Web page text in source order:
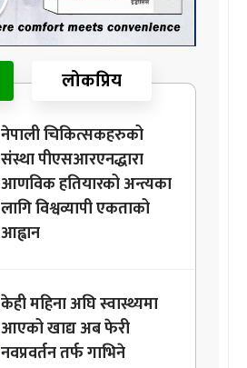
लोकप्रिय
नेपाली चिकित्सकहरुको
संस्था पीएसआरएनद्धारा
आणविक हतियारको अन्त्यका
लागि विश्वव्यापी एकताको
आह्वान
केही महिना अघि स्वास्थ्यमा
आएको खाद्य अब फेरी
नवप्रवर्तन तर्फ गाभिने